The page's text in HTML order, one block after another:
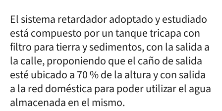
El sistema retardador adoptado y estudiado
está compuesto por un tanque tricapa con
filtro para tierra y sedimentos, con la salida a
la calle, proponiendo que el caño de salida
esté ubicado a 70 % de la altura y con salida
a la red doméstica para poder utilizar el agua
almacenada en el mismo.